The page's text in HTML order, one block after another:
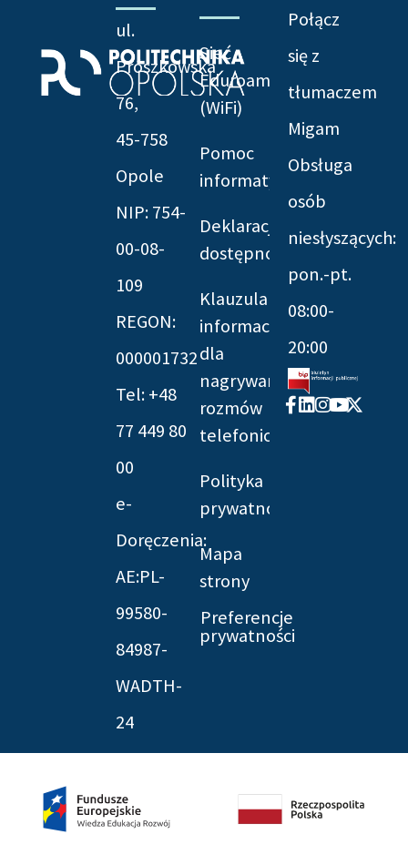
ul.
Prószkowska
76,
45-758
Opole
NIP: 754-
00-08-
109
REGON:
000001732
Tel: +48
77 449 80
00
e-
Doręczenia:
AE:PL-
99580-
84987-
WADTH-
24
Sieć
Eduroam
(WiFi)
Pomoc
informatyczna
Deklaracja
dostępności
Klauzula
informacyjna
dla
nagrywania
rozmów
telefonicznych
Polityka
prywatności
Mapa
strony
Preferencje
prywatności
Połącz
się z
tłumaczem
Migam
Obsługa
osób
niesłyszących:
pon.-pt.
08:00-
20:00
Facebook-
f
Linkedin
Instagram
Youtube
X-
twitter